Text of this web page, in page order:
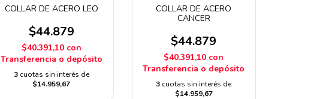
COLLAR DE ACERO LEO
$44.879
$40.391,10 con
Transferencia o depósito
3 cuotas sin interés de
$14.959,67
COLLAR DE ACERO
CANCER
$44.879
$40.391,10 con
Transferencia o depósito
3 cuotas sin interés de
$14.959,67